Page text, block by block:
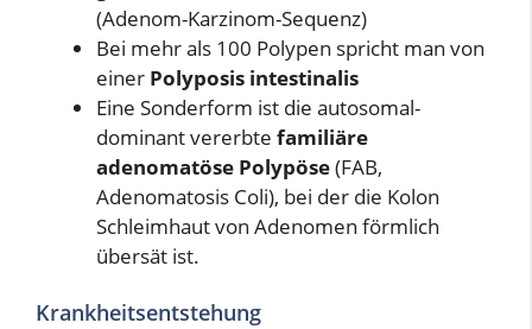
(Adenom-Karzinom-Sequenz)
Bei mehr als 100 Polypen spricht man von
einer Polyposis intestinalis
Eine Sonderform ist die autosomal-
dominant vererbte familiäre
adenomatöse Polypöse(FAB,
Adenomatosis Coli), bei der die Kolon
Schleimhaut von Adenomen förmlich
übersät ist.
Krankheitsentstehung